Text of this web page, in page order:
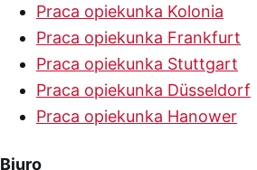
Praca opiekunka Kolonia
Praca opiekunka Frankfurt
Praca opiekunka Stuttgart
Praca opiekunka Düsseldorf
Praca opiekunka Hanower
Biuro